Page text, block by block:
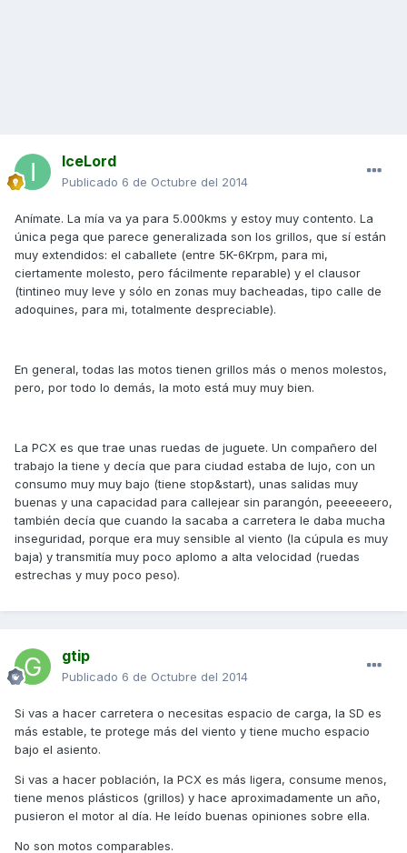
IceLord
Publicado 6 de Octubre del 2014
Anímate. La mía va ya para 5.000kms y estoy muy contento. La
única pega que parece generalizada son los grillos, que sí están
muy extendidos: el caballete (entre 5K-6Krpm, para mi,
ciertamente molesto, pero fácilmente reparable) y el clausor
(tintineo muy leve y sólo en zonas muy bacheadas, tipo calle de
adoquines, para mi, totalmente despreciable).
En general, todas las motos tienen grillos más o menos molestos,
pero, por todo lo demás, la moto está muy muy bien.
La PCX es que trae unas ruedas de juguete. Un compañero del
trabajo la tiene y decía que para ciudad estaba de lujo, con un
consumo muy muy bajo (tiene stop&start), unas salidas muy
buenas y una capacidad para callejear sin parangón, peeeeeero,
también decía que cuando la sacaba a carretera le daba mucha
inseguridad, porque era muy sensible al viento (la cúpula es muy
baja) y transmitía muy poco aplomo a alta velocidad (ruedas
estrechas y muy poco peso).
gtip
Publicado 6 de Octubre del 2014
Si vas a hacer carretera o necesitas espacio de carga, la SD es
más estable, te protege más del viento y tiene mucho espacio
bajo el asiento.
Si vas a hacer población, la PCX es más ligera, consume menos,
tiene menos plásticos (grillos) y hace aproximadamente un año,
pusieron el motor al día. He leído buenas opiniones sobre ella.
No son motos comparables.